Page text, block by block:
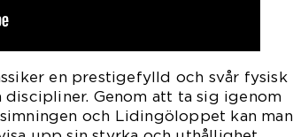
en prestigefylld och svår fysisk
Genom att ta sig igenom
och Lidingöloppet kan man